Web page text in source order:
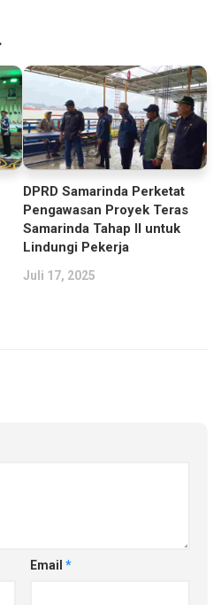
DPRD Samarinda Perketat
Pengawasan Proyek Teras
Samarinda Tahap II untuk
Lindungi Pekerja
Juli 17, 2025
Email *